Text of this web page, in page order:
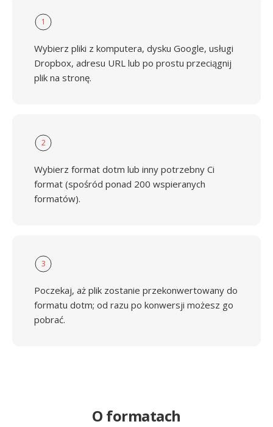
1
Wybierz pliki z komputera, dysku Google, usługi
Dropbox, adresu URL lub po prostu przeciągnij
plik na stronę.
2
Wybierz format dotm lub inny potrzebny Ci
format (spośród ponad 200 wspieranych
formatów).
3
Poczekaj, aż plik zostanie przekonwertowany do
formatu dotm; od razu po konwersji możesz go
pobrać.
O formatach